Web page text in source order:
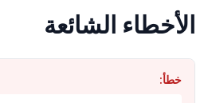
الأخطاء الشائعة
خطأ: